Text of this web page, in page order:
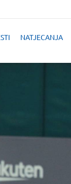
NATJECANJA